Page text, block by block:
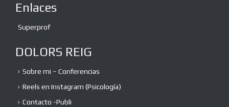
Enlaces
Superprof
DOLORS REIG
Sobre mi – Conferencias
Reels en Instagram (Psicología)
Contacto -Publi